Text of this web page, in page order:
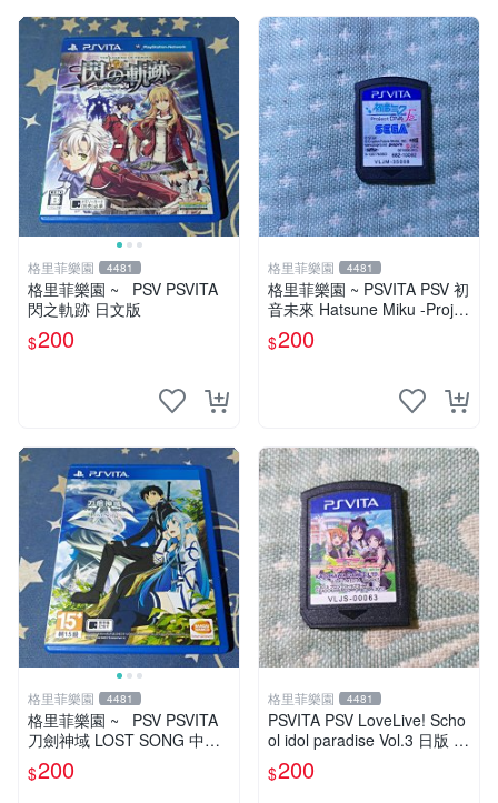
格里菲樂園 4481
格里菲樂園 ~ PSV PSVITA
閃之軌跡 日文版
$200
格里菲樂園 4481
格里菲樂園 ~ PSVITA PSV 初
音未來 Hatsune Miku -Projec
t DIVA-F 2nd 日版
$200
格里菲樂園 4481
格里菲樂園 ~ PSV PSVITA
刀劍神域 LOST SONG 中文
版
$200
格里菲樂園 4481
PSVITA PSV LoveLive! Scho
ol idol paradise Vol.3 日版 裸
卡
$200